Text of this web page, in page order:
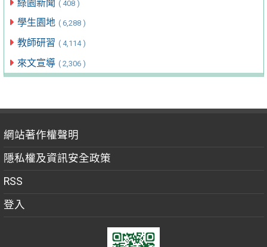
綠園新聞 ( 408 )
學生園地 ( 6,288 )
教師研習 ( 4,114 )
來文宣導 ( 2,306 )
網站著作權聲明
隱私權及資訊安全政策
RSS
登入